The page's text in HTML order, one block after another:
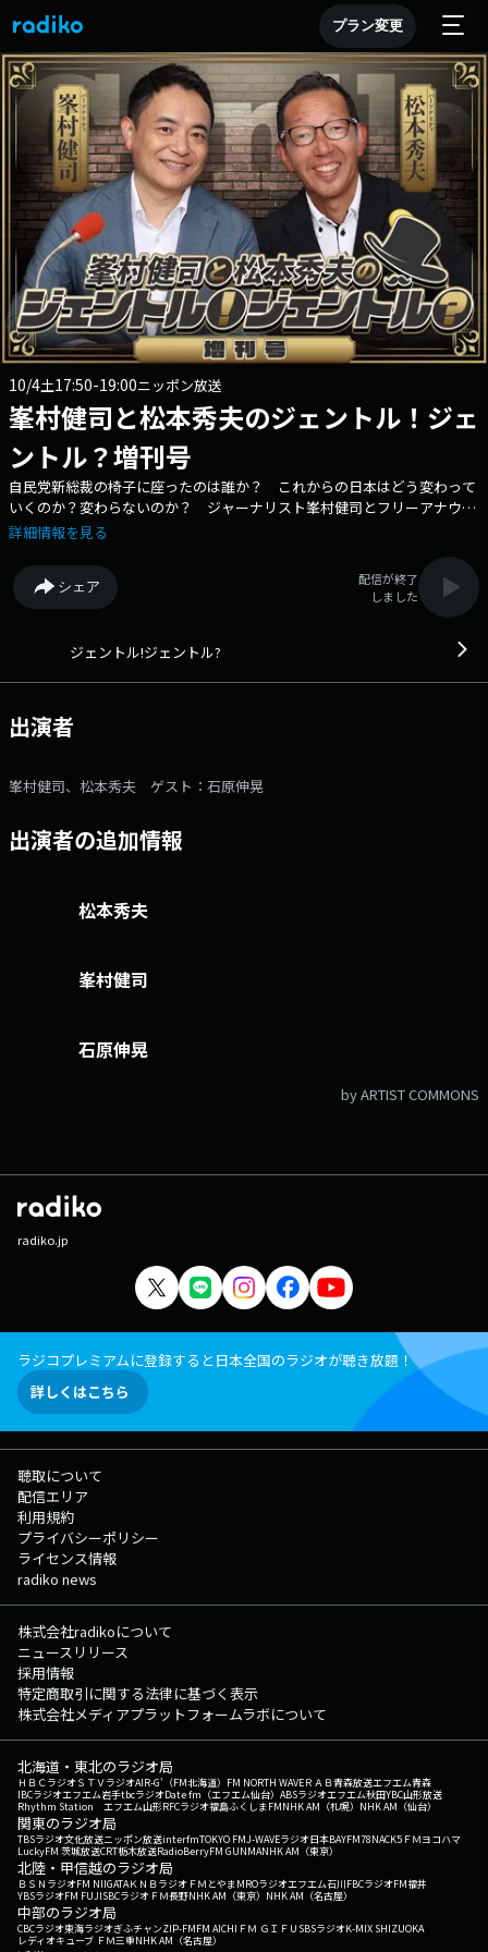
プラン変更
10/4土17:50-19:00ニッポン放送
峯村健司と松本秀夫のジェントル！ジェ
ントル？増刊号
自民党新総裁の椅子に座ったのは誰か？ これからの日本はどう変わって
いくのか？変わらないのか？ ジャーナリスト峯村健司とフリーアナウン
サー松本秀夫が、 ゲストに石原伸晃を迎えてお送りする「ジェントル！
メールアドレス： mm@1242.com 番組ホームページはこちら
twitterハッシュタグは「#峯村松本」twitterアカウントは
「@mmgg1242」
詳細情報を見る
シェア
配信が終了
しました
ジェントル!ジェントル?
出演者
峯村健司、松本秀夫 ゲスト：石原伸晃
出演者の追加情報
松本秀夫
峯村健司
石原伸晃
by ARTIST COMMONS
radiko.jp
ラジコプレミアムに登録すると日本全国のラジオが聴き放題！
詳しくはこちら
聴取について
配信エリア
利用規約
プライバシーポリシー
ライセンス情報
radiko news
株式会社radikoについて
ニュースリリース
採用情報
特定商取引に関する法律に基づく表示
株式会社メディアプラットフォームラボについて
北海道・東北のラジオ局
ＨＢＣラジオＳＴＶラジオAIR-G'（FM北海道） FM NORTH WAVEＲＡＢ青森放送エフエム青森
IBCラジオエフエム岩手tbcラジオDate fm（エフエム仙台） ABSラジオエフエム秋田YBC山形放送
Rhythm Station エフエム山形RFCラジオ福島ふくしまFMNHK AM（札幌） NHK AM（仙台）
関東のラジオ局
TBSラジオ文化放送ニッポン放送interfmTOKYO FMJ-WAVEラジオ日本BAYFM78NACK5 ＦＭヨコハマ
LuckyFM 茨城放送CRT栃木放送RadioBerryFM GUNMANHK AM（東京）
北陸・甲信越のラジオ局
ＢＳＮラジオFM NIIGATAＫＮＢラジオ ＦＭとやまMROラジオエフエム石川FBCラジオFM福井
YBSラジオFM FUJISBCラジオ ＦＭ長野NHK AM（東京） NHK AM（名古屋）
中部のラジオ局
CBCラジオ東海ラジオぎふチャンZIP-FMFM AICHI ＦＭ ＧＩＦＵ SBSラジオK-MIX SHIZUOKA
レディオキューブ ＦＭ三重NHK AM（名古屋）